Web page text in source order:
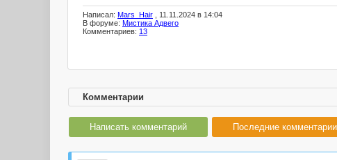
Написал: Mars_Hair , 11.11.2024 в 14:04
В форуме: Мистика Адвего
Комментариев: 13
Комментарии
Написать комментарий Последние комментарии